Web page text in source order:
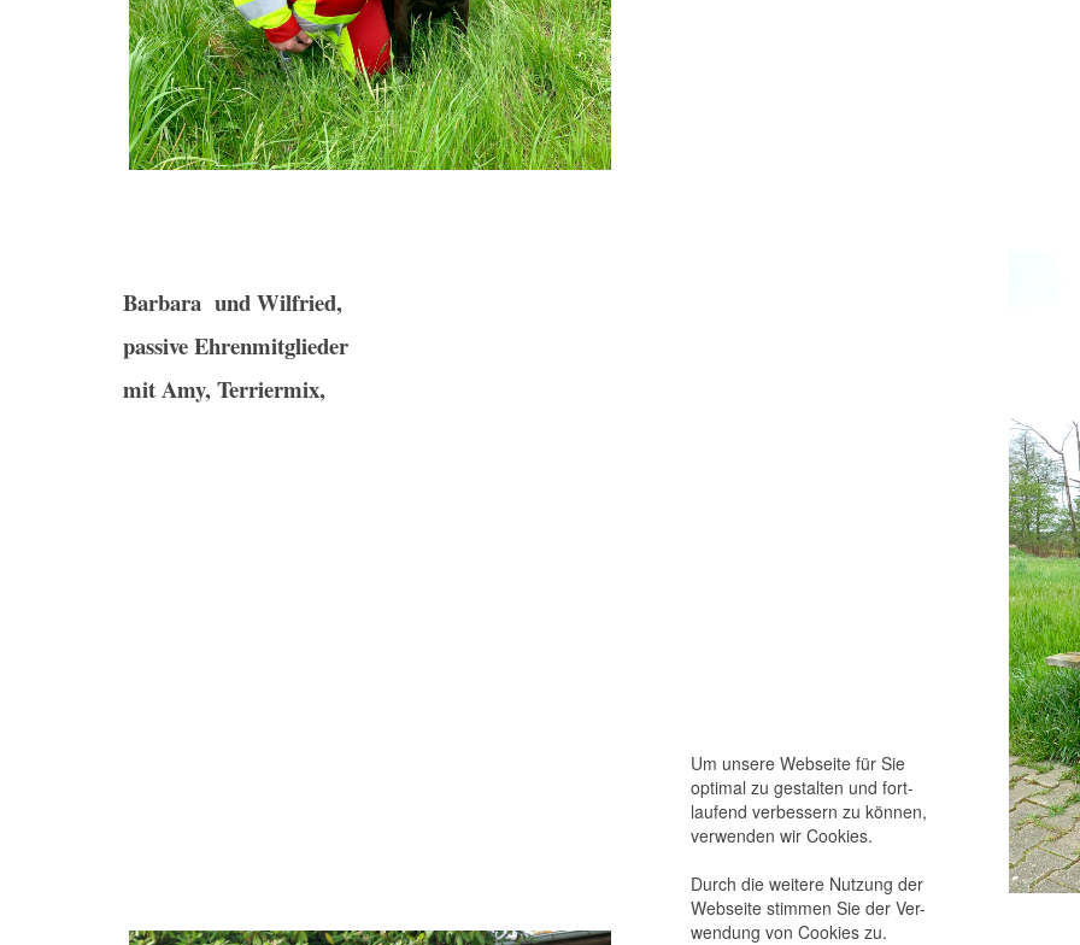
Barbara und Wilfried,
passive Ehrenmitglieder
mit Amy, Terriermix,
Um unsere Webseite für Sie
optimal zu gestalten und fort-
laufend verbessern zu können,
verwenden wir Cookies.
Durch die weitere Nutzung der
Webseite stimmen Sie der Ver-
wendung von Cookies zu.